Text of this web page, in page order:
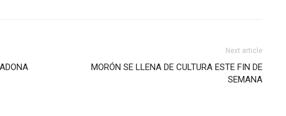
Next article
MORÓN SE LLENA DE CULTURA ESTE FIN DE
SEMANA